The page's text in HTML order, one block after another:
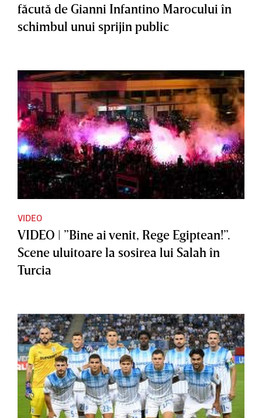
făcută de Gianni Infantino Marocului în
schimbul unui sprijin public
VIDEO
VIDEO | ”Bine ai venit, Rege Egiptean!”.
Scene uluitoare la sosirea lui Salah în
Turcia